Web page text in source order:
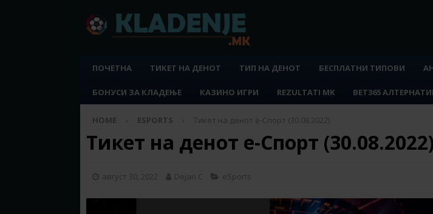
ПОЧЕТНА ТИКЕТ НА ДЕНОТ ТИП НА ДЕНОТ БЕСПЛАТНИ ТИПОВИ
БОНУСИ ЗА КЛАДЕЊЕ КАЗИНО ИГРИ REZULTATI MK BET365
HOME ESPORTS Тикет на денот е-Спорт (30.08.2022)
Тикет на денот е-Спорт (30.08.2022)
август 30, 2022 Dejan C eSports